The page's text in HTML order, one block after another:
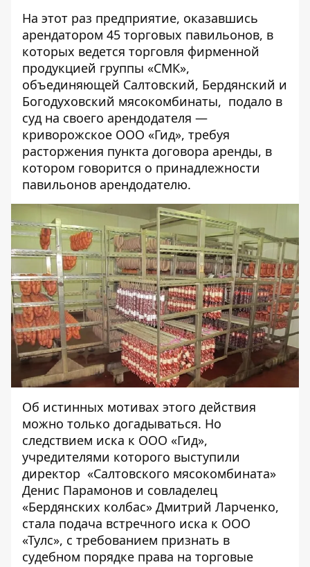
На этот раз предприятие, оказавшись
арендатором 45 торговых павильонов, в
которых ведется торговля фирменной
продукцией группы «СМК»,
объединяющей Салтовский, Бердянский и
Богодуховский мясокомбинаты, подало в
суд на своего арендодателя —
криворожское ООО «Гид», требуя
расторжения пункта договора аренды, в
котором говорится о принадлежности
павильонов арендодателю.
Об истинных мотивах этого действия
можно только догадываться. Но
следствием иска к ООО «Гид»,
учредителями которого выступили
директор «Салтовского мясокомбината»
Денис Парамонов и совладелец
«Бердянских колбас» Дмитрий Ларченко,
стала подача встречного иска к ООО
«Тулс», с требованием признать в
судебном порядке права на торговые